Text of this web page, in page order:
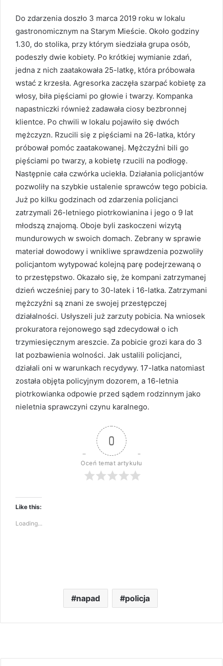
Do zdarzenia doszło 3 marca 2019 roku w lokalu
gastronomicznym na Starym Mieście. Około godziny
1.30, do stolika, przy którym siedziała grupa osób,
podeszły dwie kobiety. Po krótkiej wymianie zdań,
jedna z nich zaatakowała 25-latkę, która próbowała
wstać z krzesła. Agresorka zaczęła szarpać kobietę za
włosy, biła pięściami po głowie i twarzy. Kompanka
napastniczki również zadawała ciosy bezbronnej
klientce. Po chwili w lokalu pojawiło się dwóch
mężczyzn. Rzucili się z pięściami na 26-latka, który
próbował pomóc zaatakowanej. Mężczyźni bili go
pięściami po twarzy, a kobietę rzucili na podłogę.
Następnie cała czwórka uciekła. Działania policjantów
pozwoliły na szybkie ustalenie sprawców tego pobicia.
Już po kilku godzinach od zdarzenia policjanci
zatrzymali 26-letniego piotrkowianina i jego o 9 lat
młodszą znajomą. Oboje byli zaskoczeni wizytą
mundurowych w swoich domach. Zebrany w sprawie
materiał dowodowy i wnikliwe sprawdzenia pozwoliły
policjantom wytypować kolejną parę podejrzewaną o
to przestępstwo. Okazało się, że kompani zatrzymanej
dzień wcześniej pary to 30-latek i 16-latka. Zatrzymani
mężczyźni są znani ze swojej przestępczej
działalności. Usłyszeli już zarzuty pobicia. Na wniosek
prokuratora rejonowego sąd zdecydował o ich
trzymiesięcznym areszcie. Za pobicie grozi kara do 3
lat pozbawienia wolności. Jak ustalili policjanci,
działali oni w warunkach recydywy. 17-latka natomiast
została objęta policyjnym dozorem, a 16-letnia
piotrkowianka odpowie przed sądem rodzinnym jako
nieletnia sprawczyni czynu karalnego.
0
Oceń temat artykułu
Like this:
Loading...
napad policja